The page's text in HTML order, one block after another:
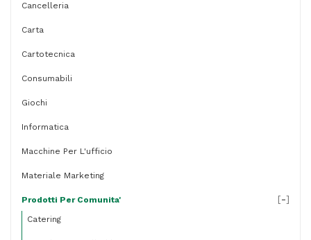
Cancelleria
Carta
Cartotecnica
Consumabili
Giochi
Informatica
Macchine Per L'ufficio
Materiale Marketing
Prodotti Per Comunita'
Catering
[-]